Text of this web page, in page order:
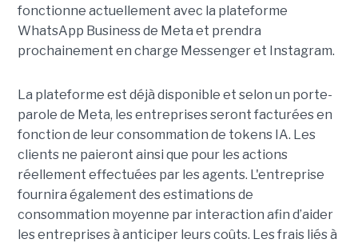
fonctionne actuellement avec la plateforme
WhatsApp Business de Meta et prendra
prochainement en charge Messenger et Instagram.
La plateforme est déjà disponible et selon un porte-
parole de Meta, les entreprises seront facturées en
fonction de leur consommation de tokens IA. Les
clients ne paieront ainsi que pour les actions
réellement effectuées par les agents. L'entreprise
fournira également des estimations de
consommation moyenne par interaction afin d’aider
les entreprises à anticiper leurs coûts. Les frais liés à